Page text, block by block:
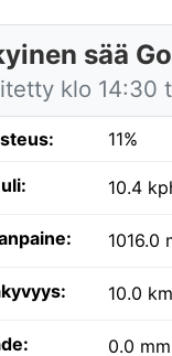
sää
klo 14:30
11%
10.4
1016.0
10.0 km
0.0 mm